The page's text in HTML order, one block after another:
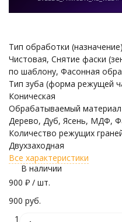
Тип обработки (назначение)
Чистовая, Снятие фаски
по шаблону, Фасонная
Тип зуба (форма режущей
Коническая
Обрабатываемый материал
Дерево, Дуб, Ясень, МДФ,
Количество режущих
Двухзаходная
Все характеристики
В наличии
900 ₽ / шт.
900 руб.
1